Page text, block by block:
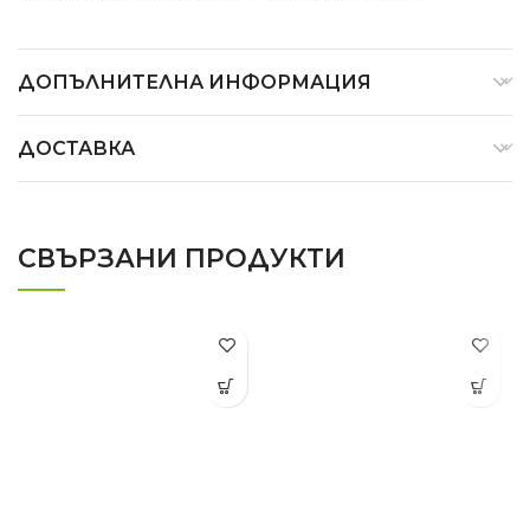
ДОПЪЛНИТЕЛНА ИНФОРМАЦИЯ
ДОСТАВКА
СВЪРЗАНИ ПРОДУКТИ